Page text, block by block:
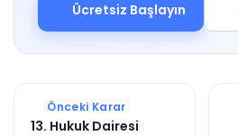
Ücretsiz Başlayın
Önceki Karar
13. Hukuk Dairesi